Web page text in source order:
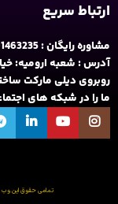
ارتباط سریع
مشاوره رایگان : 09301463235
آدرس : شعبه ارومیه:
روبروی دیلی مارکت ساختمان کوثر
ما را در شبکه های
تمامی حقوق این وب